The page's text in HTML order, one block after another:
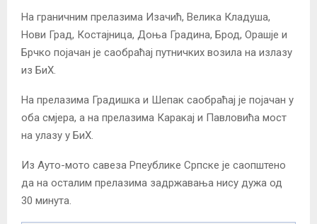
На граничним прелазима Изачић, Велика Кладуша,
Нови Град, Костајница, Доња Градина, Брод, Орашје и
Брчко појачан је саобраћај путничких возила на излазу
из БиХ.
На прелазима Градишка и Шепак саобраћај је појачан у
оба смјера, а на прелазима Каракај и Павловића мост
на улазу у БиХ.
Из Ауто-мото савеза Рпеублике Српске је саопштено
да на осталим прелазима задржавања нису дужа од
30 минута.